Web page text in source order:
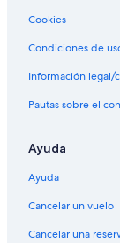
Cookies
Condiciones de
Información legal/
Pautas sobre el
Ayuda
Ayuda
Cancelar un vuelo
Cancelar una